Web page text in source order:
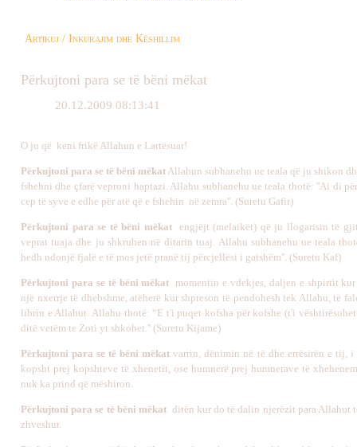
Artikuj / Inkurajim dhe Këshillim
Përkujtoni para se të bëni mëkat
20.12.2009 08:13:41
O ju që keni frikë Allahun e Lartësuar!
Përkujtoni para se të bëni mëkat Allahun subhanehu ue teala që ju shikon
fshehni dhe çfarë veproni haptazi. Allahu subhanehu ue teala thotë: ''Ai di
cep të syve e edhe për atë që e fshehin në zemra''. (Suretu Gafir)
Përkujtoni para se të bëni mëkatengjëjt (melaikët) që ju llogarisin të
veprat tuaja dhe ju shkruhen në ditarin tuaj. Allahu subhanehu ue teala
hedh ndonjë fjalë e të mos jetë pranë tij përcjellësi i gatshëm''. (Suretu Kaf)
Përkujtoni para se të bëni mëkat momentin e vdekjes, daljen e shpirtit
një nxerrje të dhebshme, atëherë kur shpreson të pendohesh tek Allahu, të
librin e Allahut. Allahu thotë: “E t'i puqet kofsha për kofshe (t'i
ditë vetëm te Zoti yt shkohet.'' (Suretu Kijame)
Përkujtoni para se të bëni mëkat varrin, dënimin në të dhe errësirën e tij, i
kopsht prej kopshteve të xhenetit, ose humnerë prej humnerave të
nuk ka prind që mëshiron.
Përkujtoni para se të bëni mëkat ditën kur do të dalin njerëzit para Allahut
zhveshur.